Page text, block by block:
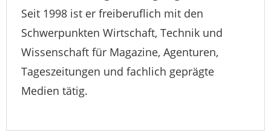
Seit 1998 ist er freiberuflich mit den
Schwerpunkten Wirtschaft, Technik und
Wissenschaft für Magazine, Agenturen,
Tageszeitungen und fachlich geprägte
Medien tätig.